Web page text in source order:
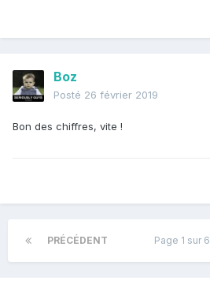
Boz
Posté 26 février 2019
Bon des chiffres, vite !
PRÉCÉDENT Page 1 sur 6